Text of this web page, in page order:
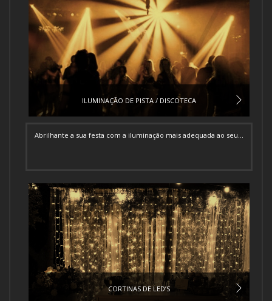
ILUMINAÇÃO DE PISTA / DISCOTECA
Abrilhante a sua festa com a iluminação mais adequada ao seu...
CORTINAS DE LED’S